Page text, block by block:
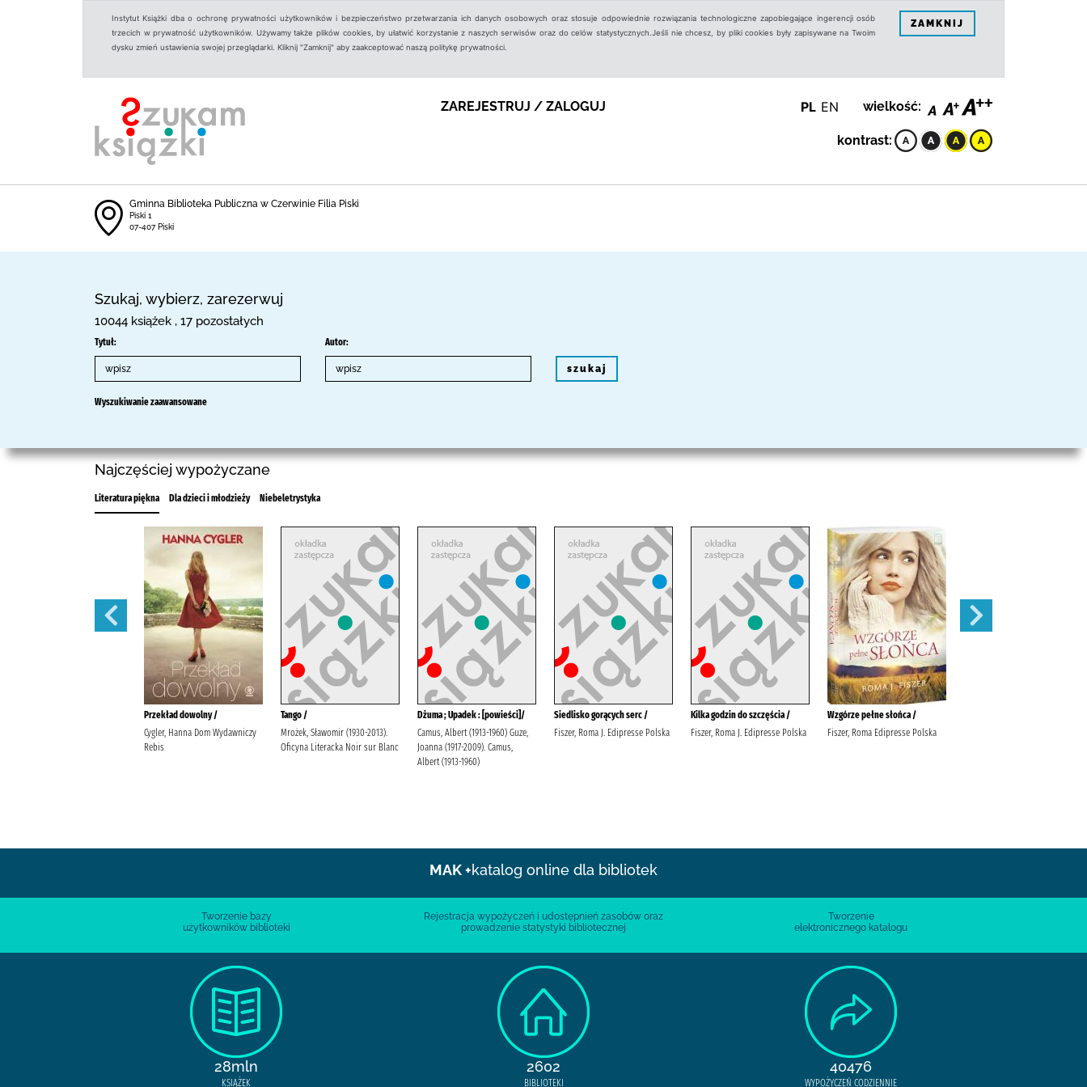
Instytut Książki dba o ochronę prywatności użytkowników i bezpieczeństwo przetwarzania ich danych osobowych oraz stosuje odpowiednie rozwiązania technologiczne zapobiegające ingerencji osób
trzecich w prywatność użytkowników. Używamy także plików cookies, by ułatwić korzystanie z naszych serwisów oraz do celów statystycznych.Jeśli nie chcesz, by pliki cookies były zapisywane na Twoim
dysku zmień ustawienia swojej przeglądarki. Kliknij "Zamknij" aby zaakceptować naszą politykę prywatności.
ZAMKNIJ
ZAREJESTRUJ / ZALOGUJ PL EN wielkość:
kontrast:
Gminna Biblioteka Publiczna w Czerwinie Filia Piski
Piski 1
07-407 Piski
Szukaj, wybierz, zarezerwuj
10044 książek , 17 pozostałych
Tytuł: Autor:
szukaj
Wyszukiwanie zaawansowane
Najczęściej wypożyczane
Literatura piękna Dla dzieci i młodzieży Niebeletrystyka
Przekład dowolny /
Cygler, Hanna Dom Wydawniczy
Rebis
Tango /
Mrożek, Sławomir (1930-2013).
Oficyna Literacka Noir sur Blanc
Dżuma ; Upadek : [powieści]/
Camus, Albert (1913-1960) Guze,
Joanna (1917-2009). Camus,
Albert (1913-1960)
Siedlisko gorących serc /
Fiszer, Roma J. Edipresse Polska
Kilka godzin do szczęścia /
Fiszer, Roma J. Edipresse Polska
Wzgórze pełne słońca /
Fiszer, Roma Edipresse Polska
MAK +katalog online dla bibliotek
Tworzenie bazy
użytkowników biblioteki
Rejestracja wypożyczeń i udostępnień zasobów oraz
prowadzenie statystyki bibliotecznej
Tworzenie
elektronicznego katalogu
28mln
KSIĄŻEK
2602
BIBLIOTEKI
40476
WYPOŻYCZEŃ CODZIENNIE